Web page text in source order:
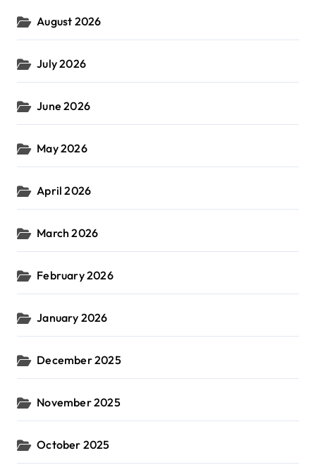
August 2026
July 2026
June 2026
May 2026
April 2026
March 2026
February 2026
January 2026
December 2025
November 2025
October 2025